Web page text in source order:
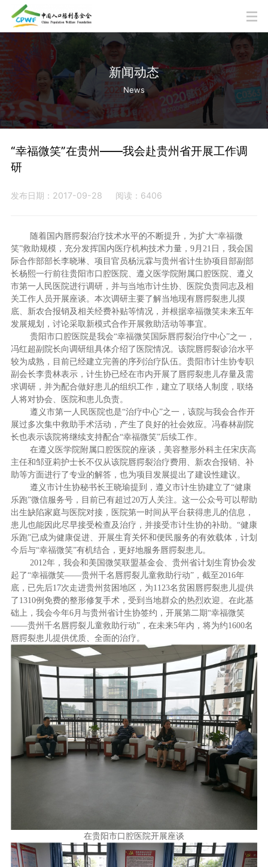
新闻动态
News
“幸福微笑”在贵州——我会赴贵州省开展工作调
研
发布日期：2017-09-28 阅读：6406
随着国内唇腭裂治疗技术水平的不断提升，为扩大“幸福微
笑”救助规模，充分发挥国内医疗机构技术力量，9月21日，我会国
际合作部部长李晓琳、项目官员杨沅霖与贵州省计生协项目部副部
长杨熙一行前往贵阳市口腔医院、遵义医学院附属口腔医院、遵义
市第一人民医院进行调研，并与当地市计生协、医院负责同志及相
关工作人员开展座谈。本次调研主要了解当地现有唇腭裂患儿摸
底、新农合报销及相关经费补贴等情况，并根据幸福微笑未来五年
发展规划，讨论采取新模式合作开展救助活动等事宜。
贵阳市口腔医院是我会“幸福微笑国际唇腭裂治疗中心”之一，
冯红超副院长向调研组具体介绍了医院情况。该院唇腭裂诊治水平
较为成熟，目前已经建立完善的序列治疗队伍。贵阳市计生协专职
副会长李贵林表示，计生协已经在市内开展了唇腭裂患儿存量及需
求调研，并为配合做好患儿的组织工作，建立了联络人制度，联络
人将对协会、医院和患儿负责。
遵义市第一人民医院也是“治疗中心”之一，该院与我会合作开
展过多次集中救助手术活动，产生了良好的社会效应。冯春林副院
长也表示该院将继续支持配合“幸福微笑”后续工作。
在遵义医学院附属口腔医院的座谈，美容整形外科主任宋庆高
主任和邹亚莉护士长不仅从该院唇腭裂治疗费用、新农合报销、补
助等方面进行了专业的解答，也为项目发展提出了建设性建议。
遵义市计生协秘书长王晓瑜提到，遵义市计生协建立了“健康
乐跑”微信服务号，目前已有超过20万人关注。这一公众号可以帮助
出生缺陷家庭与医院对接，医院第一时间从平台获得患儿的信息，
患儿也能因此尽早接受检查及治疗，并接受市计生协的补助。“健康
乐跑”已成为健康促进、开展生育关怀和便民服务的有效载体，计划
今后与“幸福微笑”有机结合，更好地服务唇腭裂患儿。
2012年，我会和美国微笑联盟基金会、贵州省计划生育协会发
起了“幸福微笑——贵州千名唇腭裂儿童救助行动”，截至2016年
底，已先后17次走进贵州贫困地区，为1123名贫困唇腭裂患儿提供
了 1310例免费的整形修复手术，受到当地群众的热烈欢迎。在此基
础上，我会今年6月与贵州省计生协签约，开展第二期“幸福微笑
——贵州千名唇腭裂儿童救助行动”，在未来5年内，将为约1600名
唇腭裂患儿提供优质、全面的治疗。
在贵阳市口腔医院开展座谈